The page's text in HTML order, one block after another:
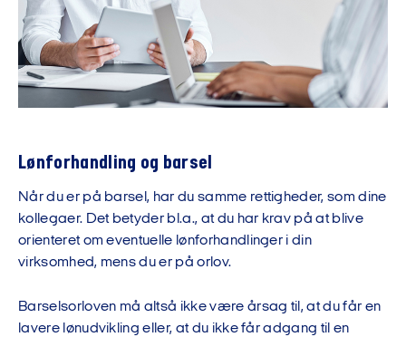
Lønforhandling og barsel
Når du er på barsel, har du samme rettigheder, som dine
kollegaer. Det betyder bl.a., at du har krav på at blive
orienteret om eventuelle lønforhandlinger i din
virksomhed, mens du er på orlov.
Barselsorloven må altså ikke være årsag til, at du får en
lavere lønudvikling eller, at du ikke får adgang til en